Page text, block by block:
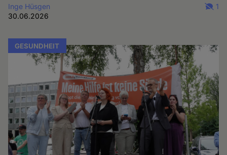
Inge Hüsgen
30.06.2026
1
GESUNDHEIT